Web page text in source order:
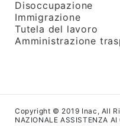
Disoccupazione
Immigrazione
Tutela del lavoro
Amministrazione
Copyright © 2019 Inac, All
NAZIONALE ASSISTENZA